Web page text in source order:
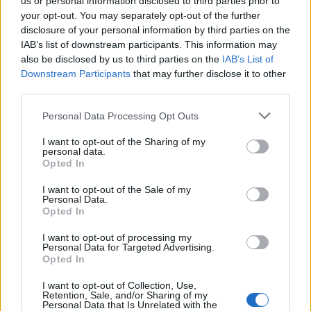
your opt-out. You may separately opt-out of the further
disclosure of your personal information by third parties on the
IAB’s list of downstream participants. This information may
also be disclosed by us to third parties on the IAB’s List of
Downstream Participants that may further disclose it to other
Personal Data Processing Opt Outs
I want to opt-out of the Sharing of my
personal data.
Opted In
I want to opt-out of the Sale of my
Personal Data.
Opted In
I want to opt-out of processing my
Personal Data for Targeted Advertising.
Opted In
I want to opt-out of Collection, Use,
Retention, Sale, and/or Sharing of my
Personal Data that Is Unrelated with the
00:00